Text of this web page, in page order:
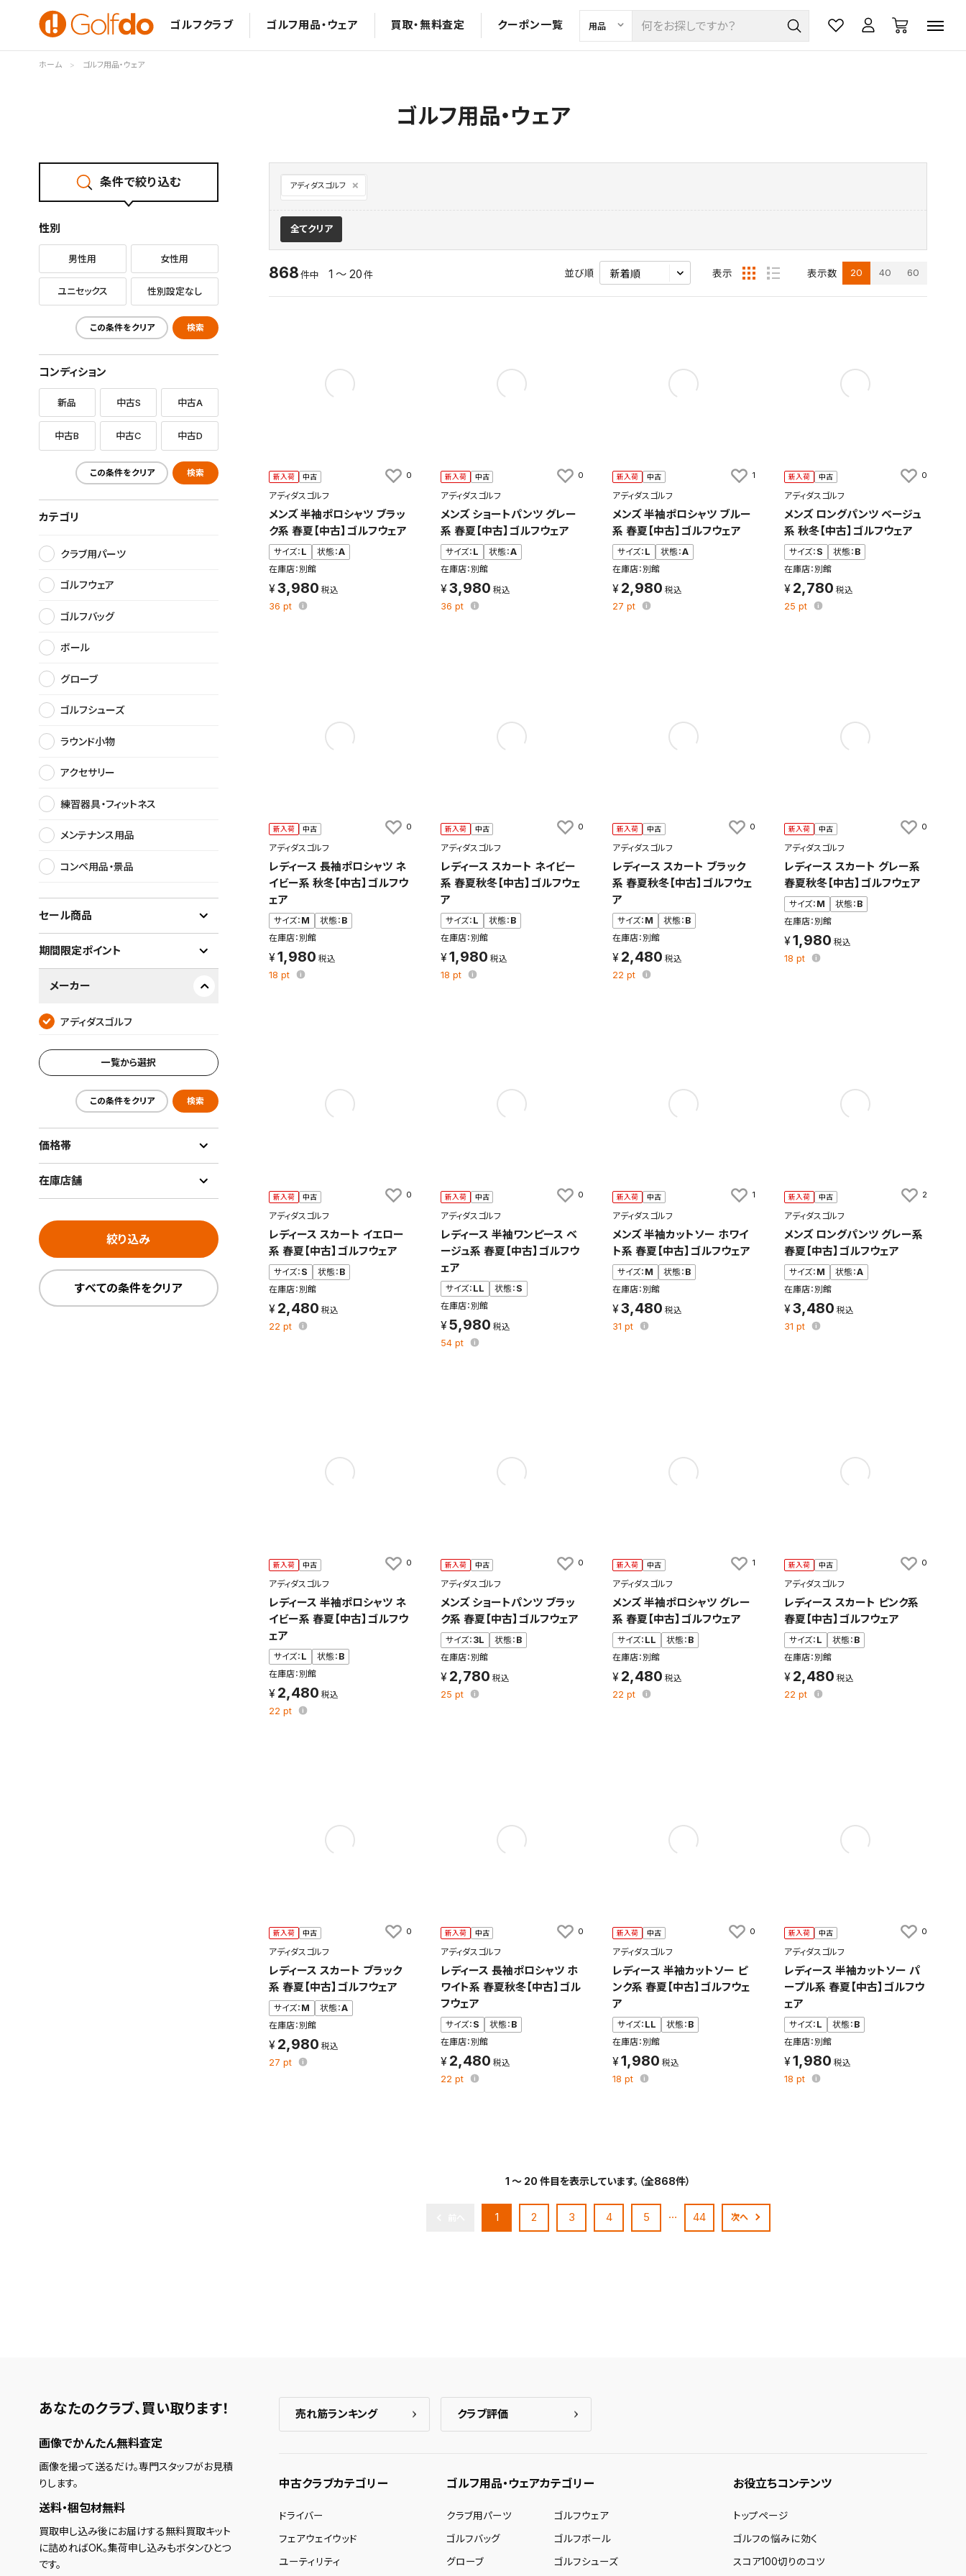
ゴルフクラブ ゴルフ用品・ウェア 買取・無料査定 クーポン一覧
ホーム ゴルフ用品・ウェア
ゴルフ用品・ウェア
アディダスゴルフ
全てクリア
868 件中 1 ～ 20 件 並び順 表示 表示数 20 40 60
新入荷 中古
アディダスゴルフ
メンズ 半袖ポロシャツ ブラッ
ク系 春夏【中古】ゴルフウェア
サイズ： L 状態：A
在庫店：別館
3,980
36 pt
0 新入荷 中古
アディダスゴルフ
メンズ ショートパンツ グレー
系 春夏【中古】ゴルフウェア
サイズ： L 状態：A
在庫店：別館
3,980
36 pt
0 新入荷 中古
アディダスゴルフ
メンズ 半袖ポロシャツ ブルー
系 春夏【中古】ゴルフウェア
サイズ： L 状態：A
在庫店：別館
2,980
27 pt
1 新入荷 中古
アディダスゴルフ
メンズ ロングパンツ ベージュ
系 秋冬【中古】ゴルフウェア
サイズ： S 状態： B
在庫店：別館
2,780
25pt
0
新入荷 中古
アディダスゴルフ
レディース 長袖ポロシャツ ネ
イビー系 秋冬【中古】ゴルフウ
ェア
サイズ： M 状態： B
在庫店：別館
1,980
18 pt
0 新入荷 中古
アディダスゴルフ
レディース スカート ネイビー
系 春夏秋冬【中古】ゴルフウェ
ア
サイズ： L 状態： B
在庫店：別館
1,980
18 pt
0 新入荷 中古
アディダスゴルフ
レディース スカート ブラック
系 春夏秋冬【中古】ゴルフウェ
ア
サイズ： M 状態： B
在庫店：別館
2,480
22 pt
0 新入荷 中古
アディダスゴルフ
レディース スカート グレー系
春夏秋冬【中古】ゴルフウェア
サイズ： M 状態： B
在庫店：別館
1,980
18pt
0
新入荷 中古
アディダスゴルフ
レディース スカート イエロー
系 春夏【中古】ゴルフウェア
サイズ： S 状態： B
在庫店：別館
2,480
22 pt
0 新入荷 中古
アディダスゴルフ
レディース 半袖ワンピース ベ
ージュ系 春夏【中古】ゴルフウ
ェア
サイズ： LL 状態： S
在庫店：別館
5,980
54 pt
0 新入荷 中古
アディダスゴルフ
メンズ 半袖カットソー ホワイ
ト系 春夏【中古】ゴルフウェア
サイズ： M 状態： B
在庫店：別館
3,480
31 pt
1 新入荷 中古
アディダスゴルフ
メンズ ロングパンツ グレー系
春夏【中古】ゴルフウェア
サイズ： M 状態：A
在庫店：別館
3,480
31pt
2
新入荷 中古
アディダスゴルフ
レディース 半袖ポロシャツ ネ
イビー系 春夏【中古】ゴルフウ
ェア
サイズ： L 状態： B
在庫店：別館
2,480
22 pt
0 新入荷 中古
アディダスゴルフ
メンズ ショートパンツ ブラッ
ク系 春夏【中古】ゴルフウェア
サイズ： 3L 状態： B
在庫店：別館
2,780
25 pt
0 新入荷 中古
アディダスゴルフ
メンズ 半袖ポロシャツ グレー
系 春夏【中古】ゴルフウェア
サイズ： LL 状態： B
在庫店：別館
2,480
22 pt
1 新入荷 中古
アディダスゴルフ
レディース スカート ピンク系
春夏【中古】ゴルフウェア
サイズ： L 状態： B
在庫店：別館
2,480
22pt
0
新入荷 中古
アディダスゴルフ
レディース スカート ブラック
系 春夏【中古】ゴルフウェア
サイズ： M 状態：A
在庫店：別館
2,980
27 pt
0 新入荷 中古
アディダスゴルフ
レディース 長袖ポロシャツ ホ
ワイト系 春夏秋冬【中古】ゴル
フウェア
サイズ： S 状態： B
在庫店：別館
2,480
22 pt
0 新入荷 中古
アディダスゴルフ
レディース 半袖カットソー ピ
ンク系 春夏【中古】ゴルフウェ
ア
サイズ： LL 状態： B
在庫店：別館
1,980
18 pt
0 新入荷 中古
アディダスゴルフ
レディース 半袖カットソー パ
ープル系 春夏【中古】ゴルフウ
ェア
サイズ： L 状態： B
在庫店：別館
1,980
18pt
0
検索条件を保存
新着通知を「する」にすると、この条件に一致する商品が入荷した際に、メール及びお客様
のアカウント内の「お知らせ」で通知します。
保存された検索条件は変更できません。
条件を変更したい場合は、マイページの「保存検索条件一覧」から画面を表示し、条件を変更
保存する
検索条件を保存
1 ～ 20 件目を表示しています。（全868件）
1 2 3 4 5 … 44 次へ
条件で絞り込む
性別
男性用 女性用
ユニセックス 性別設定なし
この条件をクリア 検索
コンディション
新品 中古S 中古A
中古B 中古C 中古D
この条件をクリア 検索
カテゴリ
クラブ用パーツ
ゴルフウェア
ゴルフバッグ
ボール
グローブ
ゴルフシューズ
ラウンド小物
アクセサリー
練習器具・フィットネス
メンテナンス用品
コンペ用品・景品
セール商品
期間限定ポイント
メーカー
アディダスゴルフ
一覧から選択
この条件をクリア 検索
価格帯
在庫店舗
絞り込み
すべての条件をクリア
あなたのクラブ、 買い取ります！
画像でかんたん無料査定
画像を撮って送るだけ。専門スタッフがお見積
りします。
送料・梱包材無料
買取申し込み後にお届けする無料買取キット
に詰めればOK。集荷申し込みもボタンひとつ
です。
売れ筋ランキング クラブ評価
中古クラブカテゴリー
ドライバー
フェアウェイウッド
ユーティリティ
ゴルフ用品・ウェアカテゴリー
クラブ用パーツ
ゴルフウェア
ゴルフバッグ
ゴルフボール
グローブ
ゴルフシューズ
お役立ちコンテンツ
トップページ
ゴルフの悩みに効く
スコア100切りのコツ